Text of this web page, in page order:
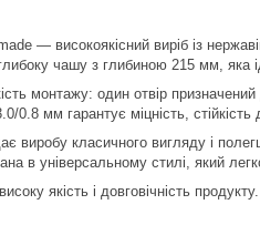
— високоякісний виріб із
чашу з глибиною 215 мм, яка
монтажу: один отвір
мм гарантує міцність, стійкість
виробу класичного вигляду і
в універсальному стилі, який
якість і довговічність